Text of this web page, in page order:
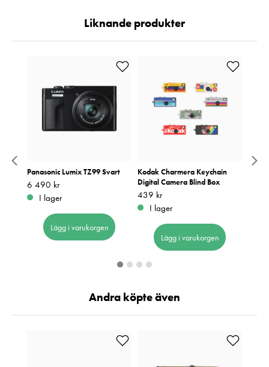
Liknande produkter
Panasonic Lumix TZ99 Svart
Pris:6 490 kr
6 490 kr
I lager
Lägg i varukorgen
Kodak Charmera Keychain
Digital Camera Blind Box
Pris: 439 kr
439 kr
I lager
Lägg i varukorgen
Andra köpte även